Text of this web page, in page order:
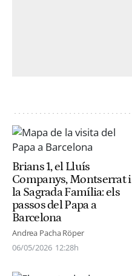
Brians 1, el Lluís
Companys, Montserrat i
la Sagrada Família: els
passos del Papa a
Barcelona
Andrea Pacha Röper
06/05/2026 12:28h